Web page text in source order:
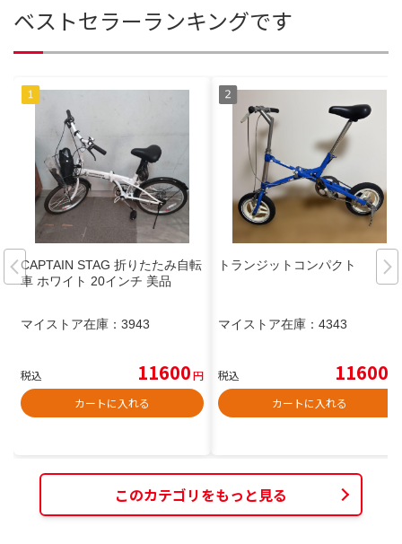
ベストセラーランキングです
CAPTAIN STAG 折りたたみ自転
車 ホワイト 20インチ 美品
マイストア在庫： 3943
税込 11600円
カートに入れる
トランジットコンパクト
マイストア在庫： 4343
税込 11600
カートに入れる
このカテゴリをもっと見る